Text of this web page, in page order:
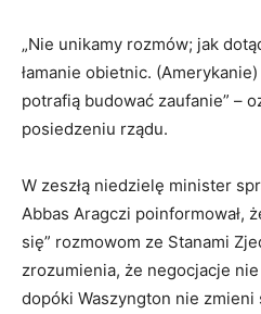
„Nie unikamy rozmów; jak
łamanie obietnic.
potrafią budować zaufanie” –
posiedzeniu rządu.
W zeszłą niedzielę minister
Abbas Aragczi poinformował,
się” rozmowom ze Stanami
zrozumienia, że negocjacje
dopóki Waszyngton nie